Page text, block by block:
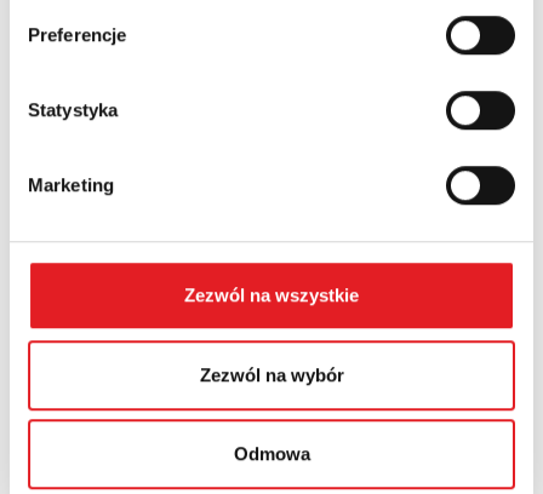
Preferencje
Statystyka
Marketing
Zezwól na wszystkie
Zezwól na wybór
Odmowa
osobowych przez Relpol S.A. Więcej informacji na
prywatności.*
Zapoznałem z treściąPolityki Prywatności